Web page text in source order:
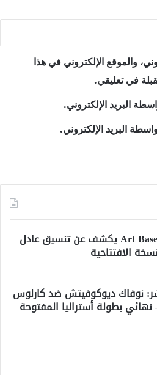
والموقع الإلكتروني في هذا
في تعليقي.
البريد الإلكتروني.
البريد الإلكتروني.
Art Basel Qatar يكشف عن تنسيق عادل
الافتتاحية
نوفاك ديوكوفيتش ضد كارلوس
– نهائي بطولة أستراليا المفتوحة